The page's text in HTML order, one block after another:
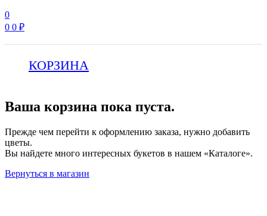
0
0 0 ₽
КОРЗИНА
Ваша корзина пока пуста.
Прежде чем перейти к оформлению заказа, нужно добавить
цветы.
Вы найдете много интересных букетов в нашем «Каталоге».
Вернуться в магазин